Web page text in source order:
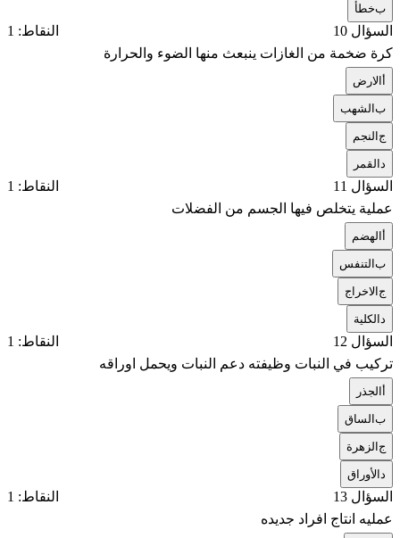
بخطأ
السؤال 10
النقاط: 1
كرة ضخمة من الغازات ينبعث منها الضوء والحرارة
الارض
بالشهب
جالنجم
القمر
السؤال 11
النقاط: 1
عملية يتخلص فيها الجسم من الفضلات
الهضم
بالتنفس
جالاخراج
الكلية
السؤال 12
النقاط: 1
تركيب في النبات وظيفته دعم النبات ويحمل اوراقه
الجذر
بالساق
جالزهرة
الأوراق
السؤال 13
النقاط: 1
عمليه انتاج افراد جديده